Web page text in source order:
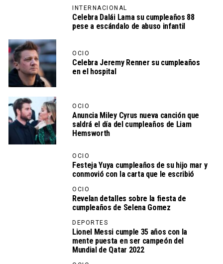
INTERNACIONAL
Celebra Dalái Lama su cumpleaños 88
pese a escándalo de abuso infantil
OCIO
Celebra Jeremy Renner su cumpleaños
en el hospital
OCIO
Anuncia Miley Cyrus nueva canción que
saldrá el día del cumpleaños de Liam
Hemsworth
OCIO
Festeja Yuya cumpleaños de su hijo mar y
conmovió con la carta que le escribió
OCIO
Revelan detalles sobre la fiesta de
cumpleaños de Selena Gomez
DEPORTES
Lionel Messi cumple 35 años con la
mente puesta en ser campeón del
Mundial de Qatar 2022